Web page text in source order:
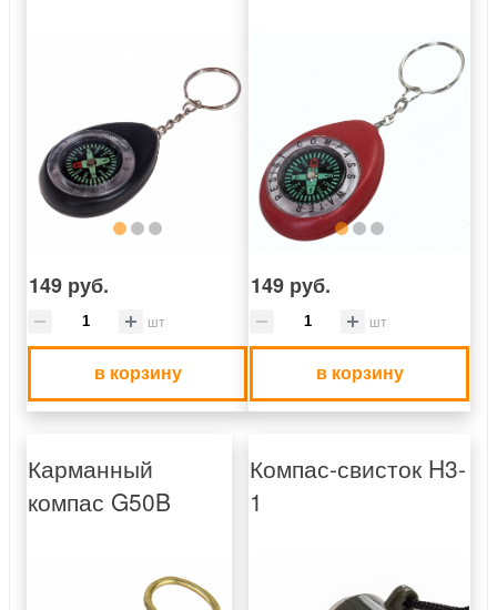
149 руб.
шт
в корзину
149 руб.
шт
в корзину
Карманный
компас G50B
Компас-свисток H3-
1